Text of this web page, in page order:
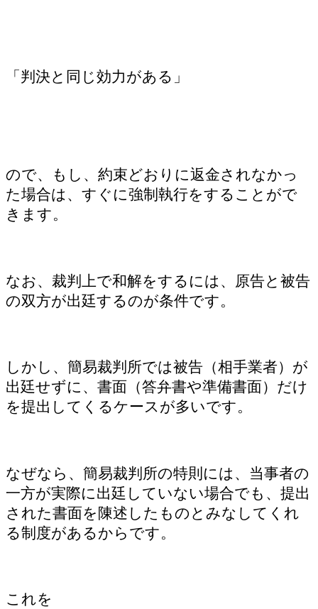
「判決と同じ効力がある」
ので、もし、約束どおりに返金されなかっ
た場合は、すぐに強制執行をすることがで
きます。
なお、裁判上で和解をするには、原告と被告
の双方が出廷するのが条件です。
しかし、簡易裁判所では被告（相手業者）が
出廷せずに、書面（答弁書や準備書面）だけ
を提出してくるケースが多いです。
なぜなら、簡易裁判所の特則には、当事者の
一方が実際に出廷していない場合でも、提出
された書面を陳述したものとみなしてくれ
る制度があるからです。
これを